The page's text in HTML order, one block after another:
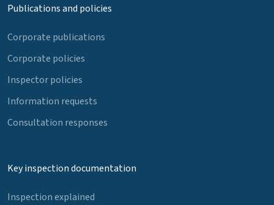
Publications and policies
Corporate publications
Corporate policies
Inspector policies
Information requests
Consultation responses
Key inspection documentation
Inspection explained